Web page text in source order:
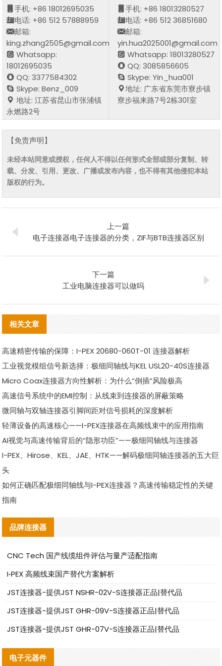
手机: +86 18012695035
电话: +86 512 57888959
邮箱:
king.zhang2505@gmail.com
Whatsapp:
18012695035
QQ: 3377584302
Skype: Benz_009
地址: 江苏省昆山市张浦镇
永燃路2号
手机: +86 18013280527
电话: +86 512 36851680
邮箱:
yin.hua2025001@gmail.com
Whatsapp: 18013280527
QQ: 3085856605
Skype: Yin_hua001
地址: 广东省东莞市寮步镇
寮步福来路7号2栋301室
【免责声明】
未经本站同意或授权，任何人不得以任何形式全部或部分复制、转
载、分发、引用、更改、广播或发布内容，也不得有其他侵犯本站
版权的行为。
上一篇
电子连接器电子连接器的分类，ZIF与BTB连接器区别
下一篇
工业电脑连接器可以做吗
相关文章
高速精密传输的保障：I-PEX 20680-060T-01 连接器解析
工业视觉模组信号新选择：极细同轴线与KEL USL20-40S连接器
Micro Coax连接器方向性解析：为什么“倒插”风险极高
高速信号系统中的EMI控制：从线束到连接器的屏蔽策略
微同轴与双轴连接器引脚间距对信号损耗的深度解析
轻薄设备的高速核心——I-PEX连接器在高频线束中的应用指南
AI视觉与高速传输背后的“隐形功臣”——极细同轴线与连接器
I-PEX、Hirose、KEL、JAE、HTK——解码极细同轴连接器的五大巨
头
如何正确匹配极细同轴线与I-PEX连接器？高速传输稳定性的关键
指南
品牌连接器
CNC Tech 国产线缆组件评估与量产适配指南
I‑PEX 高频线束国产替代方案解析
JST连接器-提供JST NSHR-02V-S连接器正品|替代品
JST连接器-提供JST GHR-09V-S连接器正品|替代品
JST连接器-提供JST GHR-07V-S连接器正品|替代品
电子元器件